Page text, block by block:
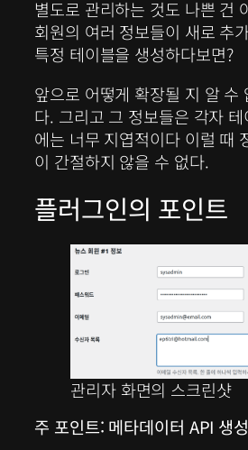
별도로 관리하는 것도 나쁜 건
회원의 여러 정보들이 새로 추
특정 테이블을 생성하다보면?
앞으로 어떻게 확장될 지 알 수
다. 그리고 그 정보들은 각자
에는 너무 지엽적이다 이럴 때
이 간절하지 않을 수 없다.
플러그인의 포인트
관리자 화면의 스크린샷
주 포인트: 메타데이터 API 생성